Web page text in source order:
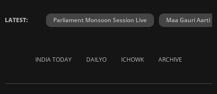
LATEST: Parliament Monsoon Session Live Maa Gauri Aarti
INDIA TODAY DAILYO ICHOWK ARCHIVE